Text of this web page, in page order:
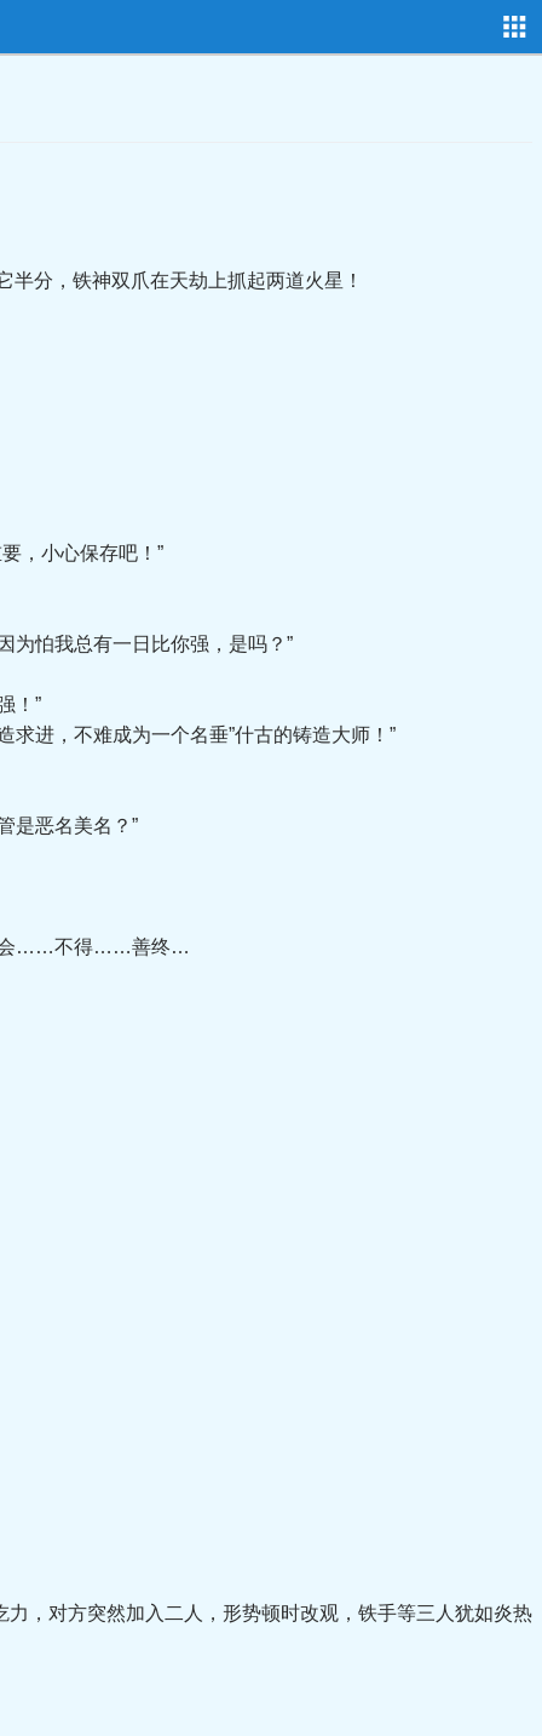
分，铁神双爪在天劫上抓起两道火星！
，小心保存吧！”
怕我总有一日比你强，是吗？”
！”
进，不难成为一个名垂”什古的铸造大师！”
是恶名美名？”
会……不得……善终…
，对方突然加入二人，形势顿时改观，铁手等三人犹如炎热